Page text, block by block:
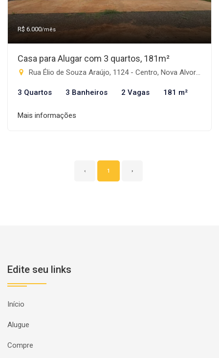
R$ 6.000/mês
Casa para Alugar com 3 quartos, 181m²
Rua Élio de Souza Araújo, 1124 - Centro, Nova Alvorada do Sul-MS
3 Quartos 3 Banheiros 2 Vagas 181 m²
Mais informações
‹ 1 ›
Edite seu links
Início
Alugue
Compre